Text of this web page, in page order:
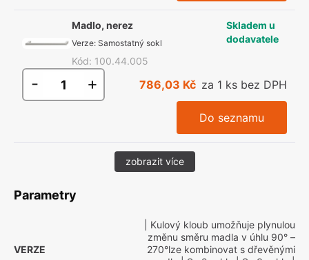
Madlo, nerez
Verze: Samostatný sokl
Kód: 100.44.005
Skladem u
dodavatele
- + 786,03 Kč za 1 ks bez DPH
Do seznamu
zobrazit více
Parametry
VERZE
| Kulový kloub umožňuje plynulou
změnu směru madla v úhlu 90° –
270°lze kombinovat s dřevěnými